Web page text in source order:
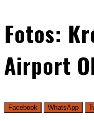
Fotos:
Airport
Facebook WhatsApp